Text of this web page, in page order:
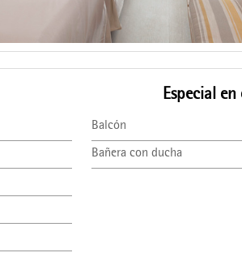
Especial
Balcón
Bañera con ducha